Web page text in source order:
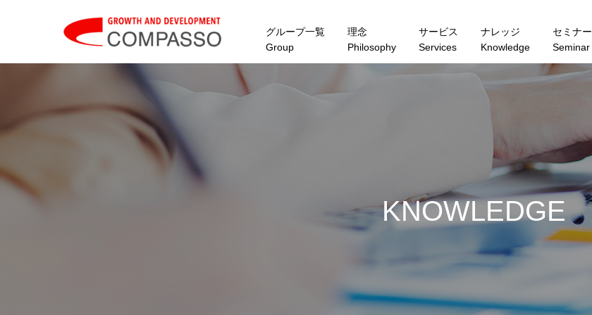
グループ一覧
Group
理念
Philosophy
サービス
Services
ナレッジ
Knowledge
セミナー
Seminar
KNOWLEDGE